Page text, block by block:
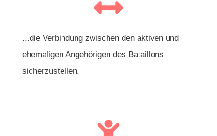
...die Verbindung zwischen den aktiven und
ehemaligen Angehörigen des Bataillons
sicherzustellen.